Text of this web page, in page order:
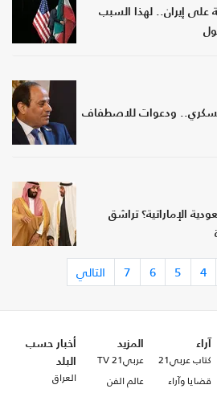
على إيران.. لهذا السبب
ودعوات للاصطفاف
الإماراتية؟ تراشق
4
5
6
7 التالي
آراء
كتاب عربي21
قضايا وآراء
المزيد
عربي21 TV
عالم الفن
أخبار حسب
البلد
العراق